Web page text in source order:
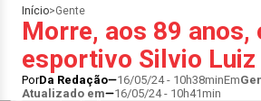
Início>Gente
Morre, aos 89 anos,
esportivo Silvio Luiz
PorDa Redação 16/05/24 - 10h38minEm
Atualizado em
16/05/24 - 10h41min